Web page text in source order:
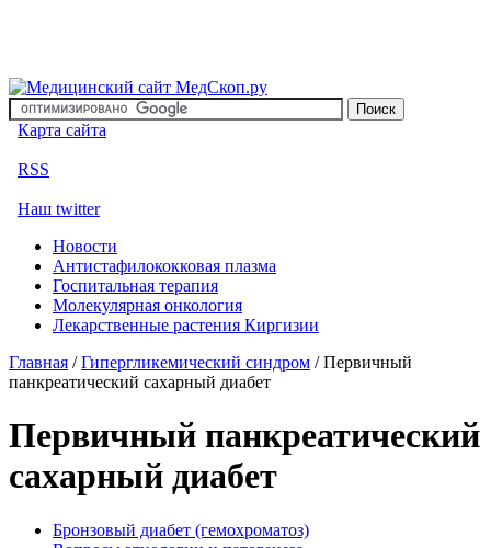
Карта сайта
RSS
Наш twitter
Новости
Антистафилококковая плазма
Госпитальная терапия
Молекулярная онкология
Лекарственные растения Киргизии
Главная /Гипергликемический синдром /Первичный
панкреатический сахарный диабет
Первичный панкреатический
сахарный диабет
Бронзовый диабет (гемохроматоз)